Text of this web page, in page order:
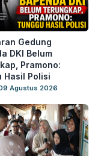
Gedung
DKI Belum
Pramono:
Hasil Polisi
Agustus 2026